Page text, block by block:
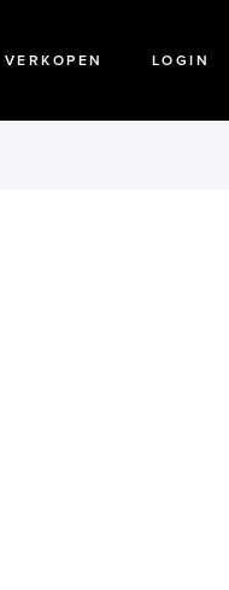
VERKOPEN LOGIN